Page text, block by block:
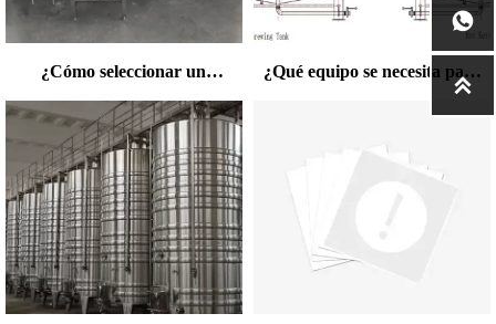
¿Cómo seleccionar un
equipos de elaboración de
cerveza para la producción
de cerveza?
¿Qué equipo se necesita para
la producción comercial de
kombucha? El proceso
fermentación hasta el

